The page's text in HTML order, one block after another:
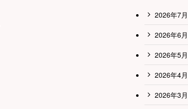
2026年7月
2026年6月
2026年5月
2026年4月
2026年3月